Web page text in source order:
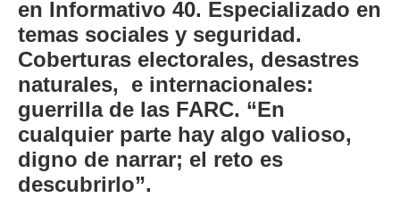
en Informativo 40. Especializado en
temas sociales y seguridad.
Coberturas electorales, desastres
naturales, e internacionales:
guerrilla de las FARC. “En
cualquier parte hay algo valioso,
digno de narrar; el reto es
descubrirlo”.